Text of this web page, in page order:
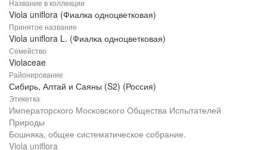
Название в коллекции
Viola uniflora (Фиалка одноцветковая)
Принятое название
Viola uniflora L. (Фиалка одноцветковая)
Семейство
Violaceae
Районирование
Сибирь, Алтай и Саяны (S2) (Россия)
Этикетка
Императорского Московского Общества Испытателей
Природы
Бошняка, общее систематическое собрание.
Viola uniflora